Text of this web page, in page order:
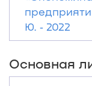
Ю. ‐ 2022
Основная